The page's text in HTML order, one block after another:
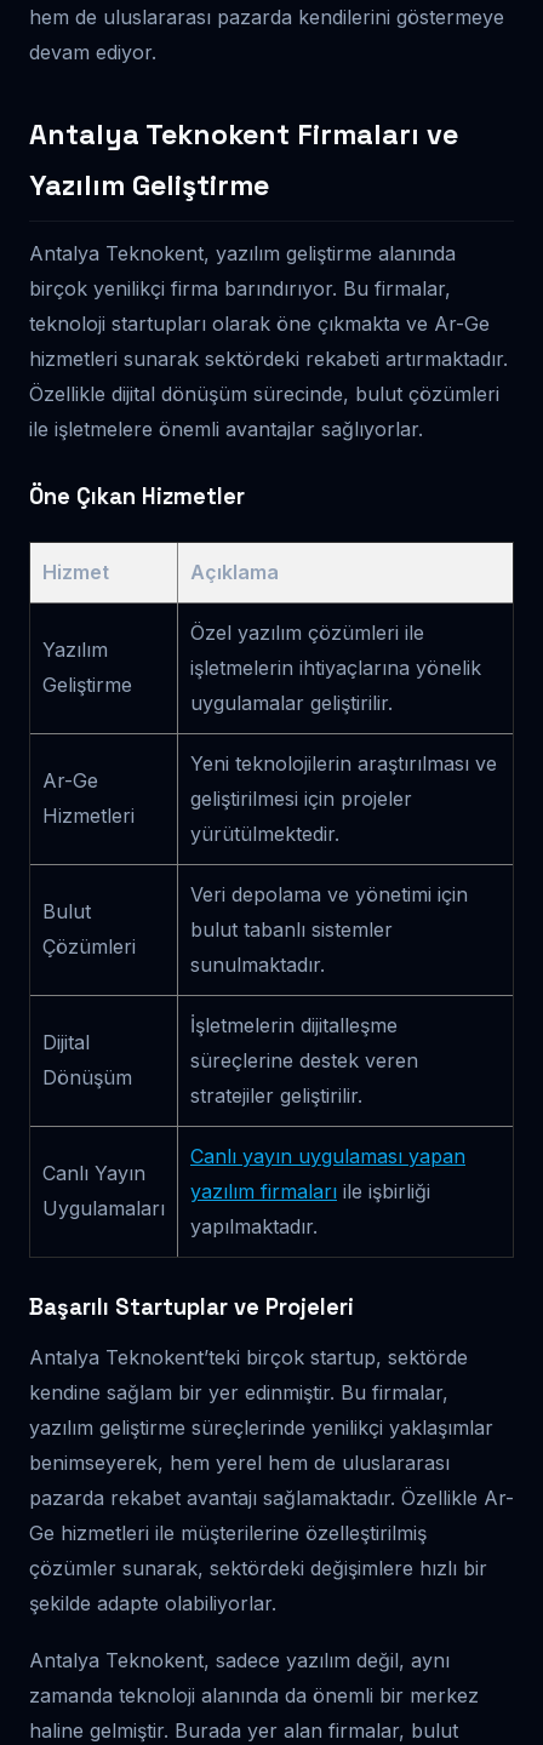
hem de uluslararası pazarda kendilerini göstermeye
devam ediyor.
Antalya Teknokent Firmaları ve
Yazılım Geliştirme
Antalya Teknokent, yazılım geliştirme alanında
birçok yenilikçi firma barındırıyor. Bu firmalar,
teknoloji startupları olarak öne çıkmakta ve Ar-Ge
hizmetleri sunarak sektördeki rekabeti artırmaktadır.
Özellikle dijital dönüşüm sürecinde, bulut çözümleri
ile işletmelere önemli avantajlar sağlıyorlar.
Öne Çıkan Hizmetler
Hizmet Açıklama
Yazılım
Geliştirme
Özel yazılım çözümleri ile
işletmelerin ihtiyaçlarına yönelik
uygulamalar geliştirilir.
Ar-Ge
Hizmetleri
Yeni teknolojilerin araştırılması ve
geliştirilmesi için projeler
yürütülmektedir.
Bulut
Çözümleri
Veri depolama ve yönetimi için
bulut tabanlı sistemler
sunulmaktadır.
Dijital
Dönüşüm
İşletmelerin dijitalleşme
süreçlerine destek veren
stratejiler geliştirilir.
Canlı Yayın
Uygulamaları
Canlı yayın uygulaması yapan
yazılım firmaları ile işbirliği
yapılmaktadır.
Başarılı Startuplar ve Projeleri
Antalya Teknokent’teki birçok startup, sektörde
kendine sağlam bir yer edinmiştir. Bu firmalar,
yazılım geliştirme süreçlerinde yenilikçi yaklaşımlar
benimseyerek, hem yerel hem de uluslararası
pazarda rekabet avantajı sağlamaktadır. Özellikle Ar-
Ge hizmetleri ile müşterilerine özelleştirilmiş
çözümler sunarak, sektördeki değişimlere hızlı bir
şekilde adapte olabiliyorlar.
Antalya Teknokent, sadece yazılım değil, aynı
zamanda teknoloji alanında da önemli bir merkez
haline gelmiştir. Burada yer alan firmalar, bulut